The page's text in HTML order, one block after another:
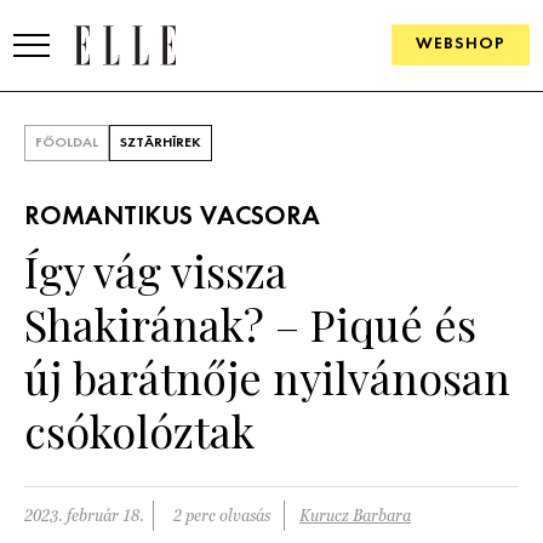
WEBSHOP
SZÉPSÉG
PSZICHÉ
PÁRKAPCSOLAT
FŐOLDAL SZTÁRHÍREK
ROMANTIKUS VACSORA
Így vág vissza
Shakirának? – Piqué és
új barátnője nyilvánosan
csókolóztak
2023. február 18. 2 perc olvasás Kurucz Barbara